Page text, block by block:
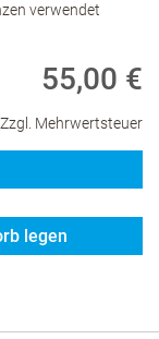
verwendet
55,00 €
Zzgl. Mehrwertsteuer
legen